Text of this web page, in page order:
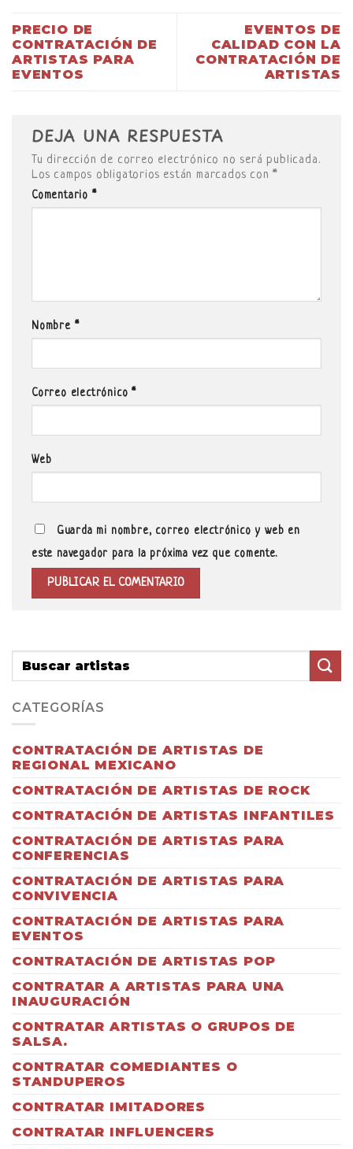
PRECIO DE
CONTRATACIÓN DE
ARTISTAS PARA
EVENTOS
EVENTOS DE
CALIDAD CON LA
CONTRATACIÓN DE
ARTISTAS
DEJA UNA RESPUESTA
Tu dirección de correo electrónico no será publicada.
Los campos obligatorios están marcados con*
Comentario *
Nombre *
Correo electrónico*
Web
Guarda mi nombre, correo electrónico y web en
este navegador para la próxima vez que comente.
CATEGORÍAS
CONTRATACIÓN DE ARTISTAS DE
REGIONAL MEXICANO
CONTRATACIÓN DE ARTISTAS DE ROCK
CONTRATACIÓN DE ARTISTAS INFANTILES
CONTRATACIÓN DE ARTISTAS PARA
CONFERENCIAS
CONTRATACIÓN DE ARTISTAS PARA
CONVIVENCIA
CONTRATACIÓN DE ARTISTAS PARA
EVENTOS
CONTRATACIÓN DE ARTISTAS POP
CONTRATAR A ARTISTAS PARA UNA
INAUGURACIÓN
CONTRATAR ARTISTAS O GRUPOS DE
SALSA.
CONTRATAR COMEDIANTES O
STANDUPEROS
CONTRATAR IMITADORES
CONTRATAR INFLUENCERS